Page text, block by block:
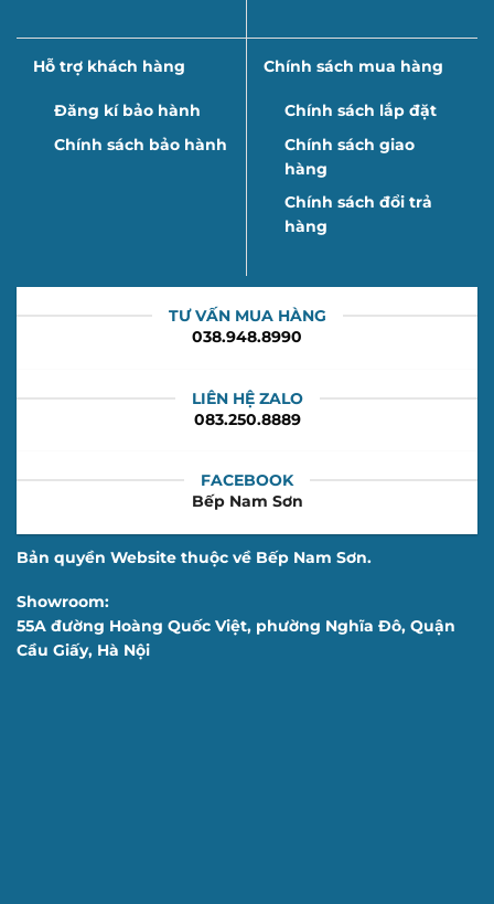
Hỗ trợ khách hàng
Đăng kí bảo hành
Chính sách bảo hành
Chính sách mua hàng
Chính sách lắp đặt
Chính sách giao
hàng
Chính sách đổi trả
hàng
TƯ VẤN MUA HÀNG
038.948.8990
LIÊN HỆ ZALO
083.250.8889
FACEBOOK
Bếp Nam Sơn
Bản quyền Website thuộc về Bếp Nam Sơn.
Showroom:
55A đường Hoàng Quốc Việt, phường Nghĩa Đô, Quận
Cầu Giấy, Hà Nội